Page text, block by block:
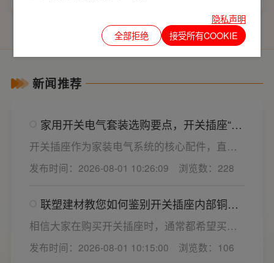
新闻推荐
家用开关电气套装选购要点，开关插座“七
看”甄选技巧
开关插座作为家装电气系统的核心配件，直接
决定居家用电的安全性与实用性，选材好坏影
响着长期居住体验。想要一站式搞定全屋电气
关键。联塑建材总结专业选购“七看”技巧，帮大
家精准避坑，挑选安全耐用的开关插座产品。
发布时间：2026-08-01 10:26:09 浏览数：228
联塑建材教您如何鉴别开关插座内部铜片
质量
相信大家在购买开关插座时，通常都希望买到
一款寿命长，质量好的产品，那么对于开关插
座而言，其里面的铜片好坏就直接决定了它的
发布时间：2026-08-01 10:15:00 浏览数：106
隐私声明
全部拒绝
接受所有COOKIE